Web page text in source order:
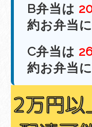
B弁当は
約お弁当
C弁当は
約お弁当